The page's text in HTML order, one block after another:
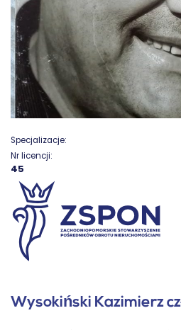
Specjalizacje:
Nr licencji:
45
Wysokiński Kazimierz